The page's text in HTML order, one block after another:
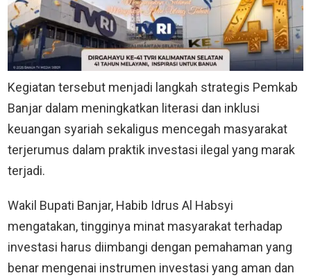
Kegiatan tersebut menjadi langkah strategis Pemkab
Banjar dalam meningkatkan literasi dan inklusi
keuangan syariah sekaligus mencegah masyarakat
terjerumus dalam praktik investasi ilegal yang marak
terjadi.
Wakil Bupati Banjar, Habib Idrus Al Habsyi
mengatakan, tingginya minat masyarakat terhadap
investasi harus diimbangi dengan pemahaman yang
benar mengenai instrumen investasi yang aman dan